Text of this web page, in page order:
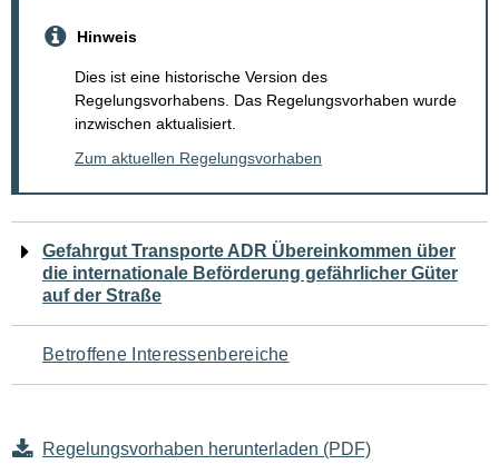
Hinweis
Dies ist eine historische Version des
Regelungsvorhabens. Das Regelungsvorhaben wurde
inzwischen aktualisiert.
Zum aktuellen Regelungsvorhaben
Navigation
für
den
Seiteninhalt
Gefahrgut Transporte ADR Übereinkommen über
die internationale Beförderung gefährlicher Güter
auf der Straße
Betroffene Interessenbereiche
Regelungsvorhaben herunterladen (PDF)